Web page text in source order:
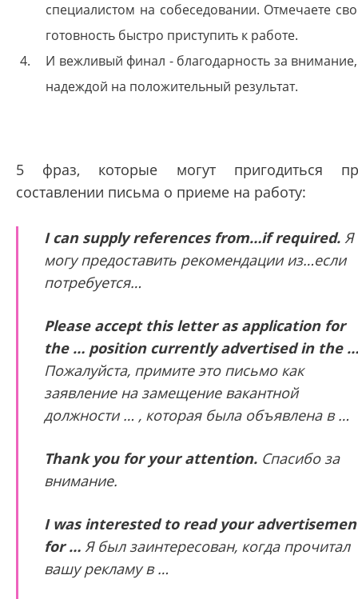
специалистом на собеседовании. Отмечаете
готовность быстро приступить к работе.
И вежливый финал - благодарность за
надеждой на положительный результат.
5 фраз, которые могут пригодиться
составлении письма о приеме на работу:
I can supply references from…if required. Я
могу предоставить рекомендации из…если
потребуется…
Please accept this letter as application for
the … position currently advertised in the …
Пожалуйста, примите это письмо как
заявление на замещение вакантной
должности … , которая была объявлена в …
Thank you for your attention. Спасибо за
внимание.
I was interested to read your
for … Я был заинтересован, когда прочитал
вашу рекламу в …